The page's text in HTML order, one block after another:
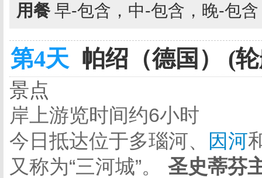
用餐 早-包含，中-包含，晚-包
第4天 帕绍（德国） (
景点
岸上游览时间约6小时
今日抵达位于多瑙河、
因河
又称为“三河城”。 圣史蒂芬